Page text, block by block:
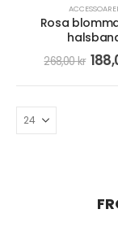
Rosa
268,00kr